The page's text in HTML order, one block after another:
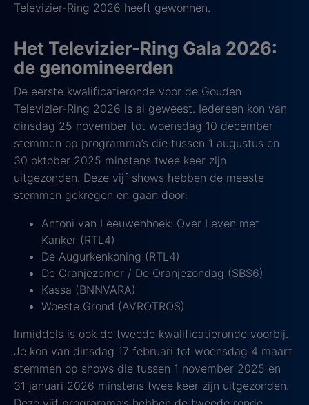
Televizier-Ring 2026 heeft gewonnen.
Het Televizier-Ring Gala 2026:
de genomineerden
De eerste kwalificatieronde voor de Gouden
Televizier-Ring 2026 is al geweest. Iedereen kon van
dinsdag 25 november tot woensdag 10 december
stemmen op programma’s die tussen 1 augustus en
30 oktober 2025 minstens twee keer zijn
uitgezonden. Deze vijf shows hebben de meeste
stemmen gekregen en gaan door:
Antoni van Leeuwenhoek: Over Leven met
Kanker (RTL4)
De Augurkenkoning (RTL4)
De Oranjezomer / De Oranjezondag (SBS6)
Kassa (BNNVARA)
Woeste Grond (AVROTROS)
Inmiddels is ook de tweede kwalificatieronde voorbij.
Je kon van dinsdag 17 februari tot woensdag 4 maart
stemmen op shows die tussen 1 november 2025 en
31 januari 2026 minstens twee keer zijn uitgezonden.